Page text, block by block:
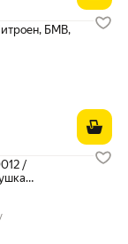
БМВ,
₽ вместо
/
корпус с
₽ вместо